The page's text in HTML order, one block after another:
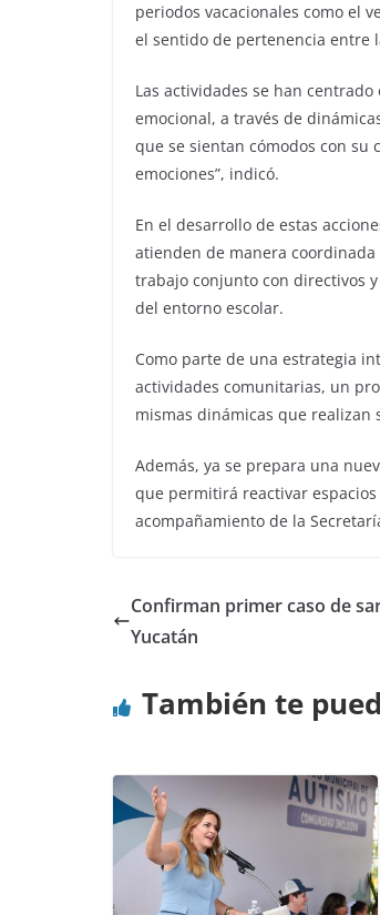
periodos vacacionales como el
el sentido de pertenencia entre
Las actividades se han
emocional, a través de
que se sientan cómodos con
emociones”, indicó.
En el desarrollo de estas
atienden de manera coordinada
trabajo conjunto con directivos
del entorno escolar.
Como parte de una estrategia
actividades comunitarias, un
mismas dinámicas que realizan
Además, ya se prepara una
que permitirá reactivar
acompañamiento de la
Confirman primer caso de
Yucatán
También te